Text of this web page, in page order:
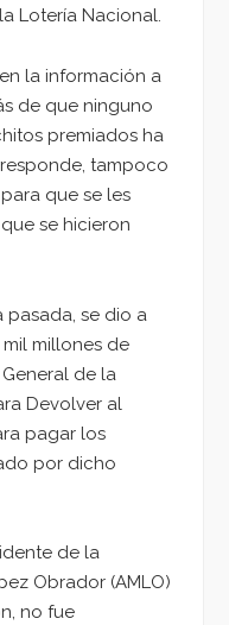
Lotería Nacional.
la información a
de que ninguno
premiados ha
tampoco
que se les
se hicieron
pasada, se dio a
millones de
de la
Devolver al
pagar los
por dicho
de la
Obrador (AMLO)
no fue